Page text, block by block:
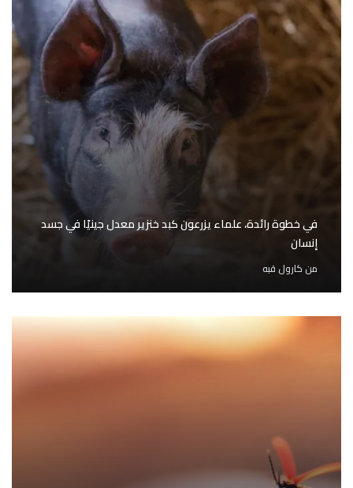
في خطوة رائدة، علماء يزرعون كبد خنزير معدل جينيًا في جسد
إنسان
من كارول قبه